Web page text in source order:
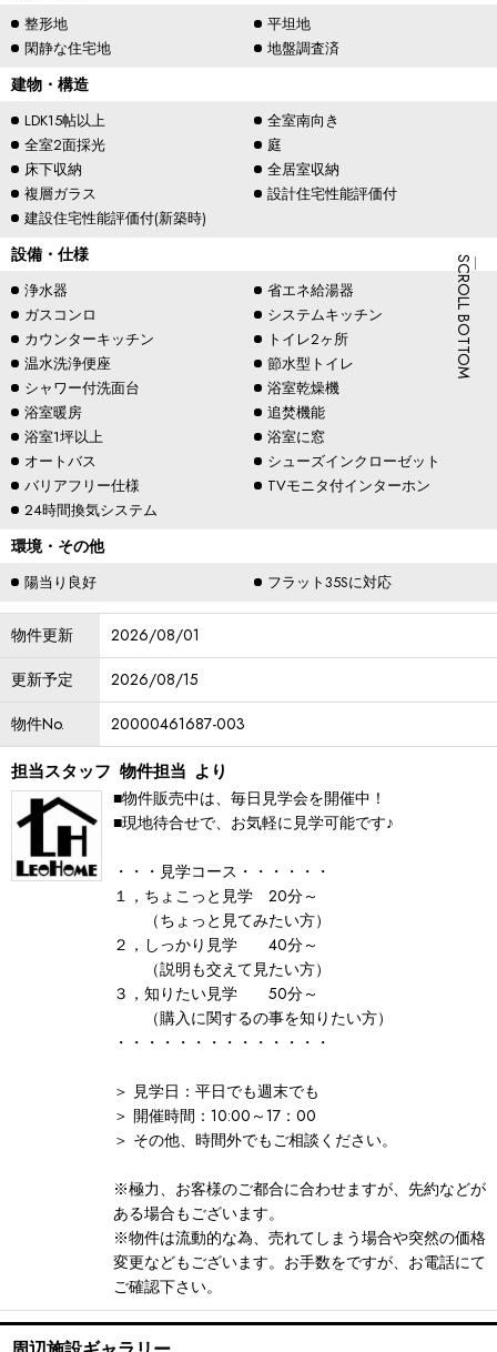
整形地
平坦地
閑静な住宅地
地盤調査済
建物・構造
LDK15帖以上
全室南向き
全室2面採光
庭
床下収納
全居室収納
複層ガラス
設計住宅性能評価付
建設住宅性能評価付(新築時)
設備・仕様
浄水器
省エネ給湯器
ガスコンロ
システムキッチン
カウンターキッチン
トイレ2ヶ所
温水洗浄便座
節水型トイレ
シャワー付洗面台
浴室乾燥機
浴室暖房
追焚機能
浴室1坪以上
浴室に窓
オートバス
シューズインクローゼット
バリアフリー仕様
TVモニタ付インターホン
24時間換気システム
環境・その他
陽当り良好 フラット35Sに対応
物件更新
2026/08/01
更新予定
2026/08/15
物件No.
20000461687-003
担当スタッフ 物件担当 より
■物件販売中は、毎日見学会を開催中！
■現地待合せで、お気軽に見学可能です♪
・・・見学コース・・・・・・
１，ちょこっと見学 20分～
（ちょっと見てみたい方）
２，しっかり見学 40分～
（説明も交えて見たい方）
３，知りたい見学 50分～
（購入に関するの事を知りたい方）
・・・・・・・・・・・・・・
＞ 見学日：平日でも週末でも
＞ 開催時間：10:00～17：00
＞ その他、時間外でもご相談ください。
※極力、お客様のご都合に合わせますが、先約などが
ある場合もございます。
※物件は流動的な為、売れてしまう場合や突然の価格
変更などもございます。お手数をですが、お電話にて
ご確認下さい。
SCROLL BOTTOM